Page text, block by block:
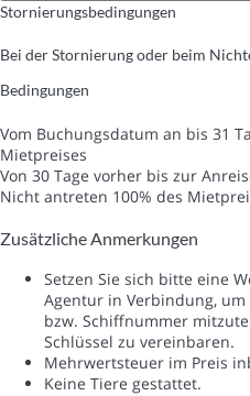
Stornierungsbedingungen
Bei der Stornierung oder beim
Bedingungen
Vom Buchungsdatum an bis 31
Mietpreises
Von 30 Tage vorher bis zur
Nicht antreten 100% des
Zusätzliche Anmerkungen
Setzen Sie sich bitte eine
Agentur in Verbindung,
bzw. Schiffnummer
Schlüssel zu vereinbaren.
Mehrwertsteuer im Preis
Keine Tiere gestattet.